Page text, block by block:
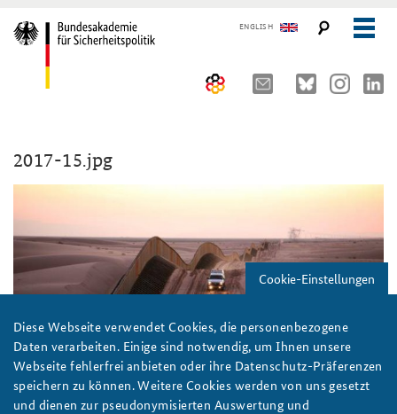
ENGLISH
Auftrag und Organisation
Kompetenzzentrum Strategische Vorausschau
Team
Sicherheitspolitische Nachwuchsarbeit
Beirat
Praktika an der BAKS
10 Jahre AKJS
Führungskräfteseminar für Sicherheitspolitik
Kernseminar für Sicherheitspolitik
Methodenseminar Strategische Vorausschau
Fachseminar Digitalisierung und Sicherheitspolitik
Fachseminar Desinformation und Sicherheitspolitik
Publikationen und Presse
#angeBAKSt: Aktuelle Kommentare zur Sicherheitspolitik
Arbeitspapiere Sicherheitspolitik
Pressespiegel und Gastbeiträge von BAKS-Angehörigen
Ansprechpartner für Presse- und andere Medienanfragen
STUDIENPLATTFORM
2017-15.jpg
Cookie-Einstellungen
Diese Webseite verwendet Cookies, die personenbezogene
Daten verarbeiten. Einige sind notwendig, um Ihnen unsere
Webseite fehlerfrei anbieten oder ihre Datenschutz-Präferenzen
speichern zu können. Weitere Cookies werden von uns gesetzt
und dienen zur pseudonymisierten Auswertung und